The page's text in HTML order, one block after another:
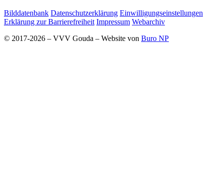
Bilddatenbank Datenschutzerklärung Einwilligungseinstellungen
Erklärung zur Barrierefreiheit Impressum Webarchiv
© 2017-2026 – VVV Gouda – Website von Buro NP